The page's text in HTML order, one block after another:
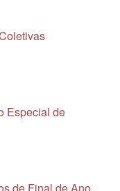
Especial de
de Final de Ano